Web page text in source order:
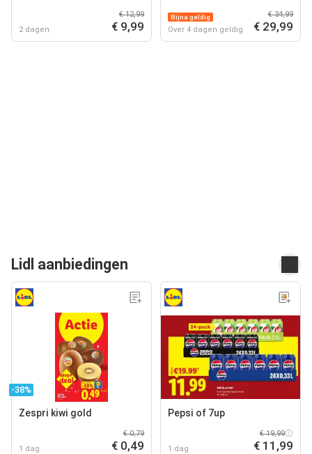
2 dagen
€ 12,99
€ 9,99
Bijna geldig
Over 4 dagen geldig
€ 34,99
€ 29,99
Lidl aanbiedingen
-38%
Zespri kiwi gold
1 dag
€ 0,79
€ 0,49
Pepsi of 7up
1 dag
€ 19,99
€ 11,99